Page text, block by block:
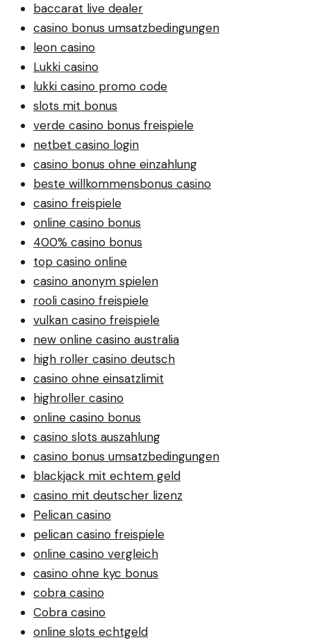
baccarat live dealer
casino bonus umsatzbedingungen
leon casino
Lukki casino
lukki casino promo code
slots mit bonus
verde casino bonus freispiele
netbet casino login
casino bonus ohne einzahlung
beste willkommensbonus casino
casino freispiele
online casino bonus
400% casino bonus
top casino online
casino anonym spielen
rooli casino freispiele
vulkan casino freispiele
new online casino australia
high roller casino deutsch
casino ohne einsatzlimit
highroller casino
online casino bonus
casino slots auszahlung
casino bonus umsatzbedingungen
blackjack mit echtem geld
casino mit deutscher lizenz
Pelican casino
pelican casino freispiele
online casino vergleich
casino ohne kyc bonus
cobra casino
Cobra casino
online slots echtgeld